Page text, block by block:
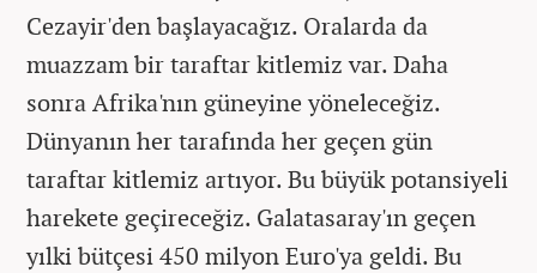
Cezayir'den başlayacağız. Oralarda da
muazzam bir taraftar kitlemiz var. Daha
sonra Afrika'nın güneyine yöneleceğiz.
Dünyanın her tarafında her geçen gün
taraftar kitlemiz artıyor. Bu büyük potansiyeli
harekete geçireceğiz. Galatasaray'ın geçen
yılki bütçesi 450 milyon Euro'ya geldi. Bu